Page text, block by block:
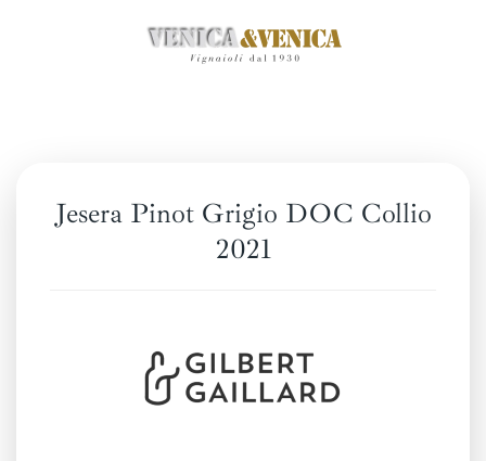
Jesera Pinot Grigio DOC Collio
2021